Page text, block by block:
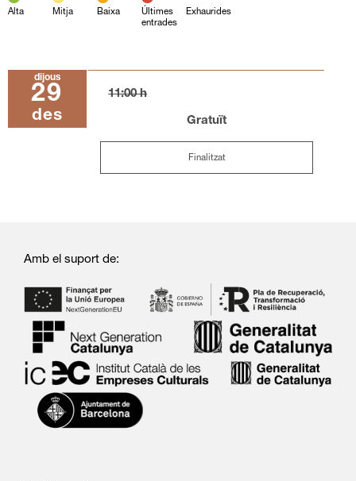
Alta Mitja Baixa
Últimes
entrades
Exhaurides
dijous
29
des
11:00 h
Gratuït
Finalitzat
Amb el suport de: